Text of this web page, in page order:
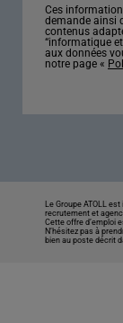
Ces
demande ainsi
contenus
“informatique
aux données
notre page «
Le Groupe ATOLL
recrutement et
Cette offre d’emploi
N’hésitez pas à
bien au poste décrit